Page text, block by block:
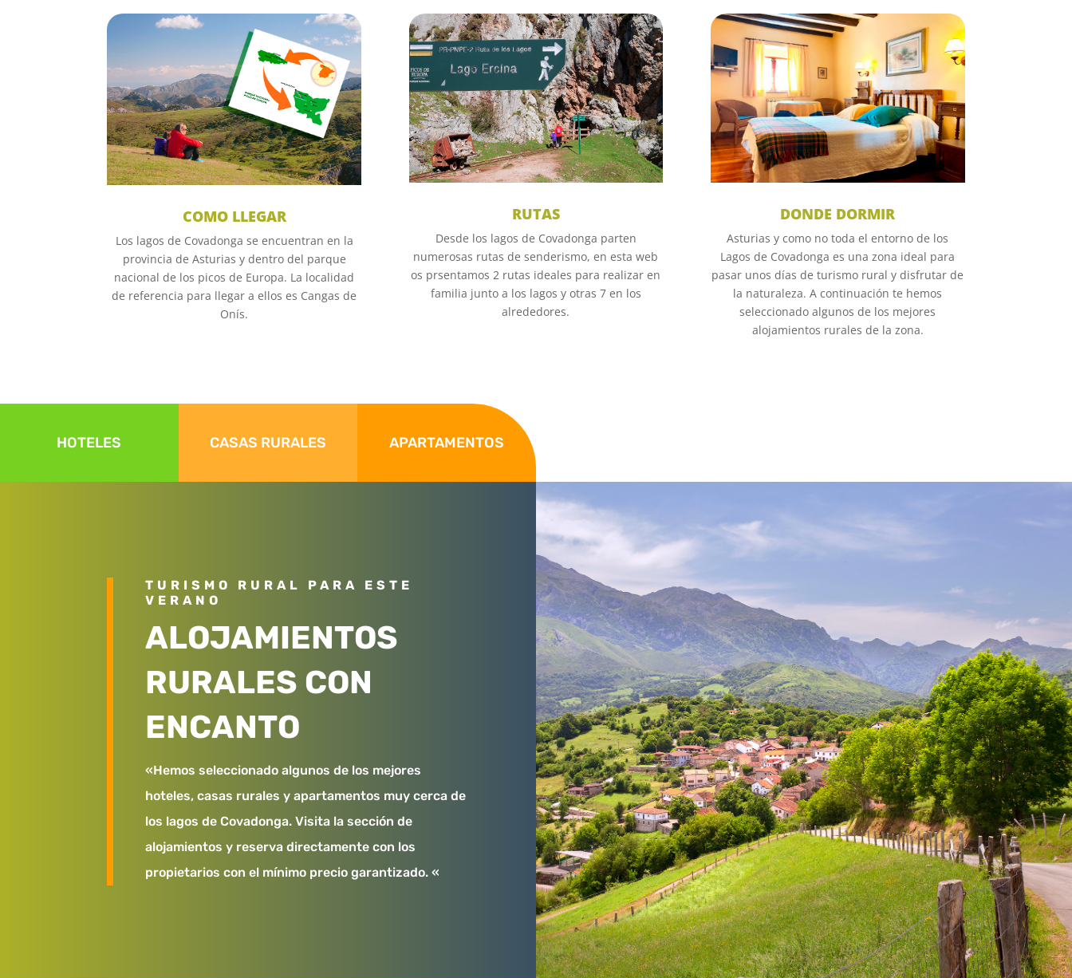
COMO LLEGAR
Los lagos de Covadonga se encuentran en la
provincia de Asturias y dentro del parque
nacional de los picos de Europa. La localidad
de referencia para llegar a ellos es Cangas de
Onís.
RUTAS
Desde los lagos de Covadonga parten
numerosas rutas de senderismo, en esta web
os prsentamos 2 rutas ideales para realizar en
familia junto a los lagos y otras 7 en los
alrededores.
DONDE DORMIR
Asturias y como no toda el entorno de los
Lagos de Covadonga es una zona ideal para
pasar unos días de turismo rural y disfrutar de
la naturaleza. A continuación te hemos
seleccionado algunos de los mejores
alojamientos rurales de la zona.
HOTELES CASAS RURALES APARTAMENTOS
TURISMO RURAL PARA ESTE
VERANO
ALOJAMIENTOS
RURALES CON
ENCANTO
«Hemos seleccionado algunos de los mejores
hoteles, casas rurales y apartamentos muy cerca de
los lagos de Covadonga. Visita la sección de
alojamientos y reserva directamente con los
propietarios con el mínimo precio garantizado. «